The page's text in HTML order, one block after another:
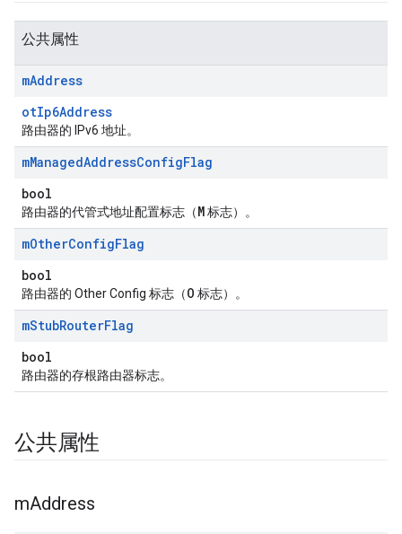
公共属性
mAddress
otIp6Address
路由器的 IPv6 地址。
mManagedAddressConfigFlag
bool
路由器的代管式地址配置标志（M标志）。
mOtherConfigFlag
bool
路由器的 Other Config 标志（O 标志）。
mStubRouterFlag
bool
路由器的存根路由器标志。
公共属性
mAddress